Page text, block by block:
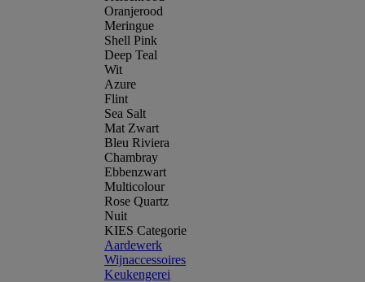
Oranjerood
Meringue
Shell Pink
Deep Teal
Wit
Azure
Flint
Sea Salt
Mat Zwart
Bleu Riviera
Chambray
Ebbenzwart
Multicolour
Rose Quartz
Nuit
KIES Categorie
Aardewerk
Wijnaccessoires
Keukengerei